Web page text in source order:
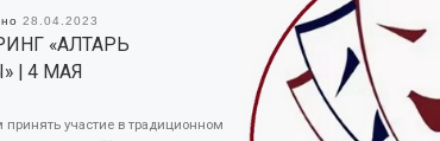
28.04.2023
«АЛТАРЬ
| 4 МАЯ
участие в традиционном